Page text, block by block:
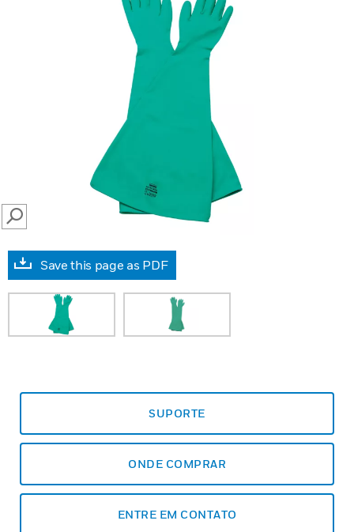
SEARCH
Save this page as PDF
SUPORTE
ONDE COMPRAR
ENTRE EM CONTATO